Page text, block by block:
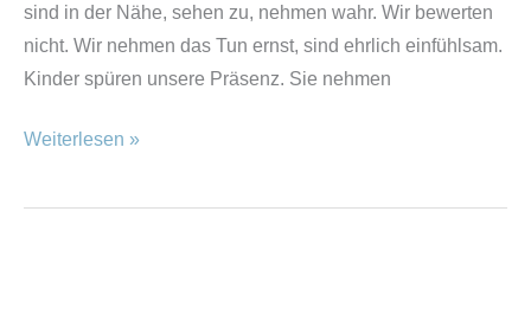
sind in der Nähe, sehen zu, nehmen wahr. Wir bewerten
nicht. Wir nehmen das Tun ernst, sind ehrlich einfühlsam.
Kinder spüren unsere Präsenz. Sie nehmen
Weiterlesen »